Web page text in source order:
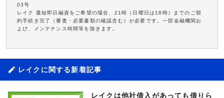
03号
レイク 最短即日融資をご希望の場合、21時（日曜日は18時）までのご契
約手続き完了（審査・必要書類の確認含む）が必要です。一部金融機関お
よび、メンテナンス時間等を除きます。
レイクに関する新着記事
レイクは他社借入があっても借りら